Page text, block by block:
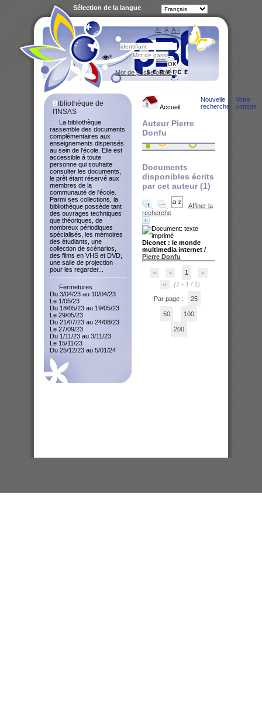
Accueil
Nouvelle
recherche
Votre
compte
Auteur Pierre
Donfu
Documents
disponibles écrits
par cet auteur (1)
Affiner la
recherche
Diconet : le monde
multimedia internet /
Pierre Donfu
1
(1 - 1 / 1)
Par page : 25
50 100
200
Bibliothèque de
l'INSAS
La bibliothèque
rassemble des documents
complémentaires aux
enseignements dispensés
au sein de l'école. Elle est
accessible à toute
personne qui souhaite
consulter les documents,
le prêt étant réservé aux
membres de la
communauté de l'école.
Parmi ses collections, la
bibliothèque possède tant
des ouvrages techniques
que théoriques, de
nombreux périodiques
spécialisés, les mémoires
des étudiants, une
collection de scénarios,
des films en VHS et DVD,
une salle de projection
pour les regarder...
Fermetures :
Du 3/04/23 au 10/04/23
Le 1/05/23
Du 18/05/23 au 19/05/23
Le 29/05/23
Du 21/07/23 au 24/08/23
Le 27/09/23
Du 1/11/23 au 3/11/23
Le 15/11/23
Du 25/12/23 au 5/01/24
A- A A+
Sélection de la langue
Mot de passe oublié ?